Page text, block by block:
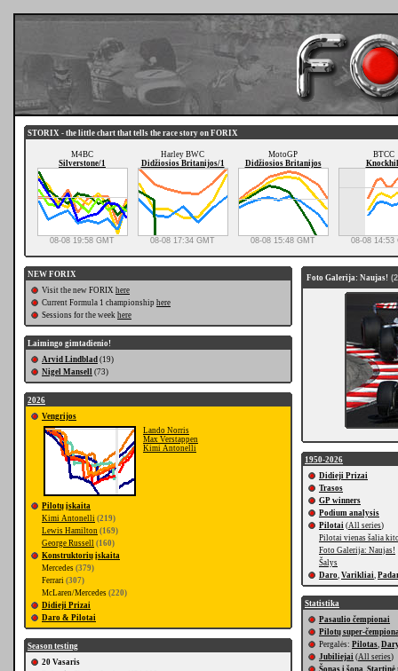
STORIX - the little chart that tells the race story on FORIX
M4BC
Silverstone/1
08-08 19:58 GMT
Harley BWC
Didžiosios Britanijos/1
08-08 17:34 GMT
MotoGP
Didžiosios Britanijos
08-08 15:48 GMT
BTCC
08-08 14:53
NEW FORIX
Visit the new FORIX here
Current Formula 1 championship here
Sessions for the week here
Laimingo gimtadienio!
Arvid Lindblad (19)
Nigel Mansell (73)
2026
Vengrijos
Lando Norris
Max Verstappen
Kimi Antonelli
Pilotų įskaita
Kimi Antonelli (219)
Lewis Hamilton (169)
George Russell (160)
Konstruktorių įskaita
Mercedes (379)
Ferrari (307)
McLaren/Mercedes (220)
Didieji Prizai
Daro & Pilotai
Season testing
20 Vasaris
Foto Galerija: Naujas!
1950-2026
Didieji Prizai
Trasos
GP winners
Podium analysis
Pilotai (All series)
Pilotai vienas šalia
Foto Galerija: Naujas!
Šalys
Daro, Varikliai,
Statistika
Pasaulio čempionai
Pilotų super-
Pergalės: Pilotas,
Jubiliejai (All series)
Šonas į šoną,